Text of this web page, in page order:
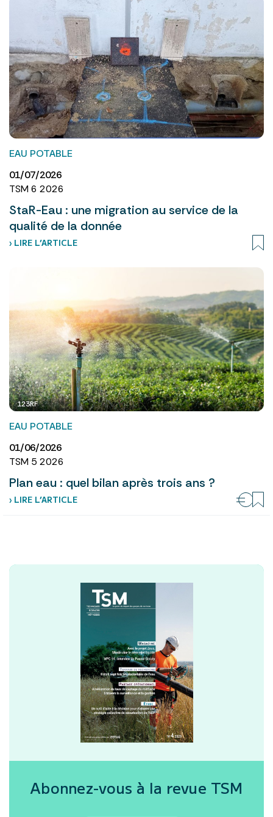
EAU POTABLE
01/07/2026
TSM 6 2026
StaR-Eau : une migration au service de la
qualité de la donnée
› LIRE L’ARTICLE
123RF
EAU POTABLE
01/06/2026
TSM 5 2026
Plan eau : quel bilan après trois ans ?
› LIRE L’ARTICLE
Abonnez-vous à la revue TSM